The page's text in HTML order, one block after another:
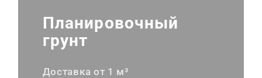
Планировочный
грунт
Доставка от 1 м³